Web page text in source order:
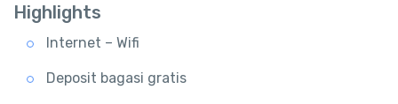
Highlights
Internet – Wifi
Deposit bagasi gratis